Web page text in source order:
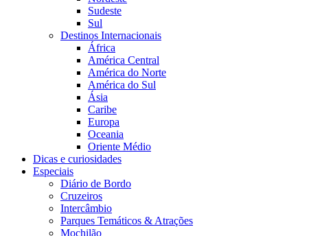
Sudeste
Sul
Destinos Internacionais
África
América Central
América do Norte
América do Sul
Ásia
Caribe
Europa
Oceania
Oriente Médio
Dicas e curiosidades
Especiais
Diário de Bordo
Cruzeiros
Intercâmbio
Parques Temáticos & Atrações
Mochilão